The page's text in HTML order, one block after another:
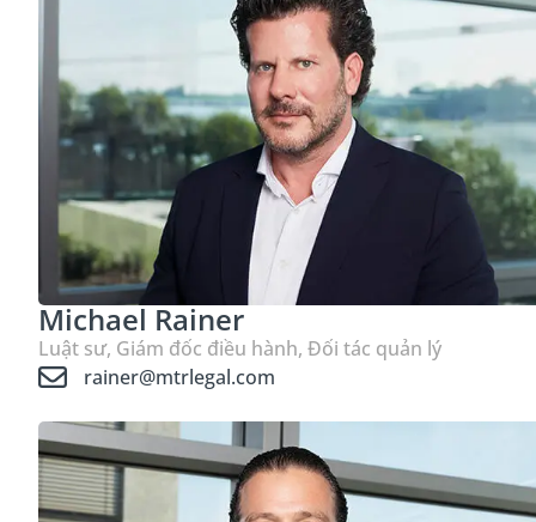
Michael Rainer
Luật sư, Giám đốc điều hành, Đối tác quản lý
rainer@mtrlegal.com